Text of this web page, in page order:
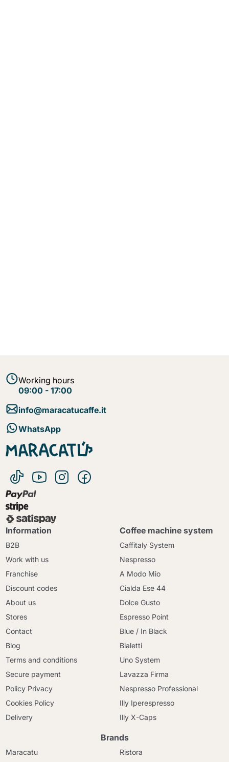
Working hours
09:00 - 17:00
info@maracatucaffe.it
WhatsApp
Information
B2B
Work with us
Franchise
Discount codes
About us
Stores
Contact
Blog
Terms and conditions
Secure payment
Policy Privacy
Cookies Policy
Delivery
Coffee machine system
Caffitaly System
Nespresso
A Modo Mio
Cialda Ese 44
Dolce Gusto
Espresso Point
Blue / In Black
Bialetti
Uno System
Lavazza Firma
Nespresso Professional
Illy Iperespresso
Illy X-Caps
Brands
Maracatu
Ristora